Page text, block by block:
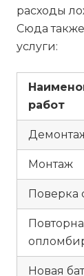
расходы
Сюда
услуги:
работ
Монтаж
Поверка
Новая